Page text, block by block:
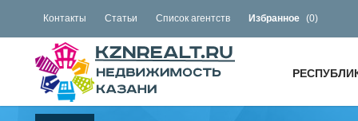
Контакты Статьи Список агентств Избранное (0)